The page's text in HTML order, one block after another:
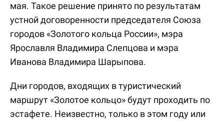
мая. Такое решение принято по результатам
устной договоренности председателя Союза
городов «Золотого кольца России», мэра
Ярославля Владимира Слепцова и мэра
Иванова Владимира Шарыпова.
Дни городов, входящих в туристический
маршрут «Золотое кольцо» будут проходить по
эстафете. Неизвестно, только в этом году или